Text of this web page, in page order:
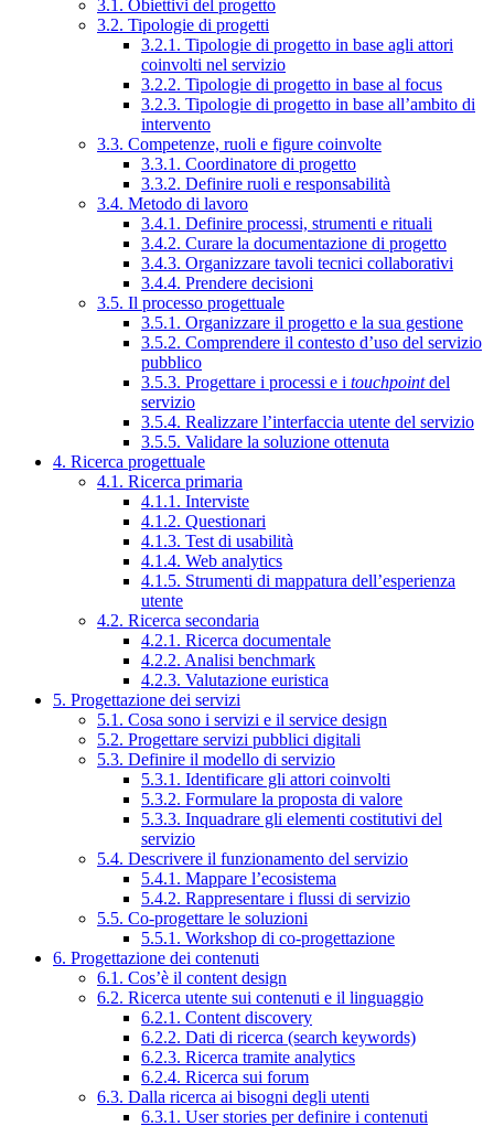
3.1. Obiettivi del progetto
3.2. Tipologie di progetti
3.2.1. Tipologie di progetto in base agli attori
coinvolti nel servizio
3.2.2. Tipologie di progetto in base al focus
3.2.3. Tipologie di progetto in base all’ambito di
intervento
3.3. Competenze, ruoli e figure coinvolte
3.3.1. Coordinatore di progetto
3.3.2. Definire ruoli e responsabilità
3.4. Metodo di lavoro
3.4.1. Definire processi, strumenti e rituali
3.4.2. Curare la documentazione di progetto
3.4.3. Organizzare tavoli tecnici collaborativi
3.4.4. Prendere decisioni
3.5. Il processo progettuale
3.5.1. Organizzare il progetto e la sua gestione
3.5.2. Comprendere il contesto d’uso del servizio
pubblico
3.5.3. Progettare i processi e i touchpointdel
servizio
3.5.4. Realizzare l’interfaccia utente del servizio
3.5.5. Validare la soluzione ottenuta
4. Ricerca progettuale
4.1. Ricerca primaria
4.1.1. Interviste
4.1.2. Questionari
4.1.3. Test di usabilità
4.1.4. Web analytics
4.1.5. Strumenti di mappatura dell’esperienza
utente
4.2. Ricerca secondaria
4.2.1. Ricerca documentale
4.2.2. Analisi benchmark
4.2.3. Valutazione euristica
5. Progettazione dei servizi
5.1. Cosa sono i servizi e il service design
5.2. Progettare servizi pubblici digitali
5.3. Definire il modello di servizio
5.3.1. Identificare gli attori coinvolti
5.3.2. Formulare la proposta di valore
5.3.3. Inquadrare gli elementi costitutivi del
servizio
5.4. Descrivere il funzionamento del servizio
5.4.1. Mappare l’ecosistema
5.4.2. Rappresentare i flussi di servizio
5.5. Co-progettare le soluzioni
5.5.1. Workshop di co-progettazione
6. Progettazione dei contenuti
6.1. Cos’è il content design
6.2. Ricerca utente sui contenuti e il linguaggio
6.2.1. Content discovery
6.2.2. Dati di ricerca (search keywords)
6.2.3. Ricerca tramite analytics
6.2.4. Ricerca sui forum
6.3. Dalla ricerca ai bisogni degli utenti
6.3.1. User stories per definire i contenuti